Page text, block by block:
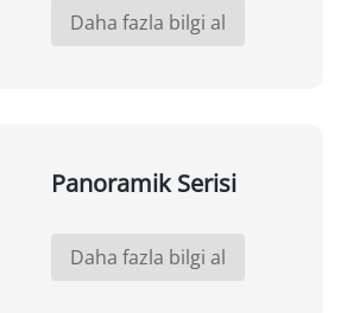
Daha fazla bilgi al
Panoramik Serisi
Daha fazla bilgi al